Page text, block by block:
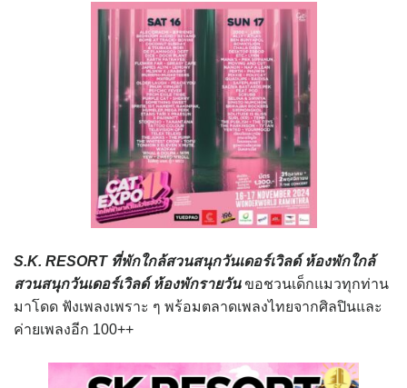
S.K. RESORT ที่พักใกล้สวนสนุกวันเดอร์เวิลด์ ห้องพักใกล้
สวนสนุกวันเดอร์เวิลด์ ห้องพักรายวันขอชวนเด็กแมวทุกท่าน
มาโดด ฟังเพลงเพราะ ๆ พร้อมตลาดเพลงไทยจากศิลปินและ
ค่ายเพลงอีก 100++